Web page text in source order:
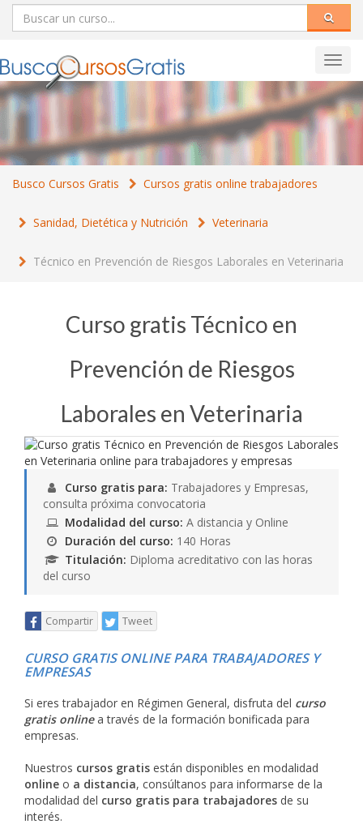
Busco Cursos Gratis Cursos gratis online trabajadores
Sanidad, Dietética y Nutrición Veterinaria
Técnico en Prevención de Riesgos Laborales en Veterinaria
Curso gratis Técnico en
Prevención de Riesgos
Laborales en Veterinaria
Curso gratis para: Trabajadores y Empresas,
consulta próxima convocatoria
Modalidad del curso: A distancia y Online
Duración del curso: 140 Horas
Titulación: Diploma acreditativo con las horas
del curso
Compartir Tweet
CURSO GRATIS ONLINE PARA TRABAJADORES Y
EMPRESAS
Si eres trabajador en Régimen General, disfruta del curso
gratis onlinea través de la formación bonificada para
empresas.
Nuestros cursos gratis están disponibles en modalidad
online o a distancia, consúltanos para informarse de la
modalidad del curso gratis para trabajadores de su
interés.